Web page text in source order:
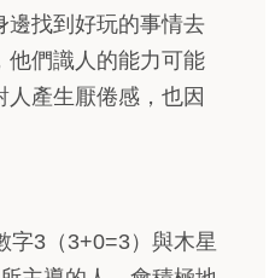
邊找到好玩的事情去
他們識人的能力可能
產生厭倦感，也因
字3（3+0=3）與木星